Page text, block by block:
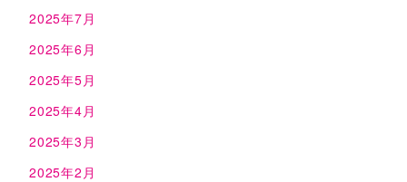
2025年7月
2025年6月
2025年5月
2025年4月
2025年3月
2025年2月